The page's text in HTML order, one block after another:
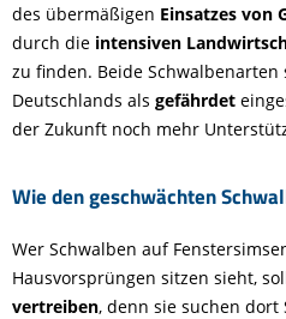
des übermäßigen Einsatzes von
durch die intensiven
zu finden. Beide
Deutschlands als gefährdet
der Zukunft noch mehr
Wie den geschwächten
Wer Schwalben auf
Hausvorsprüngen sitzen sieht,
vertreiben, denn sie suchen dort